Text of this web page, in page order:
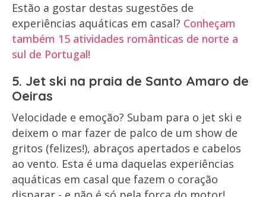
Estão a gostar destas sugestões de
experiências aquáticas em casal? Conheçam
também 15 atividades românticas de norte a
sul de Portugal!
5. Jet ski na praia de Santo Amaro de
Oeiras
Velocidade e emoção? Subam para o jet ski e
deixem o mar fazer de palco de um show de
gritos (felizes!), abraços apertados e cabelos
ao vento. Esta é uma daquelas experiências
aquáticas em casal que fazem o coração